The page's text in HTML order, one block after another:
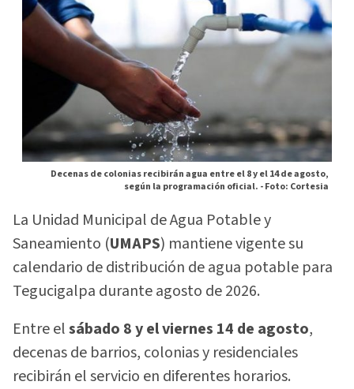
Decenas de colonias recibirán agua entre el 8 y el 14 de agosto,
según la programación oficial. -Foto: Cortesia
La Unidad Municipal de Agua Potable y
Saneamiento (UMAPS) mantiene vigente su
calendario de distribución de agua potable para
Tegucigalpa durante agosto de 2026.
Entre elsábado 8 y el viernes 14 de agosto,
decenas de barrios, colonias y residenciales
recibirán el servicio en diferentes horarios.